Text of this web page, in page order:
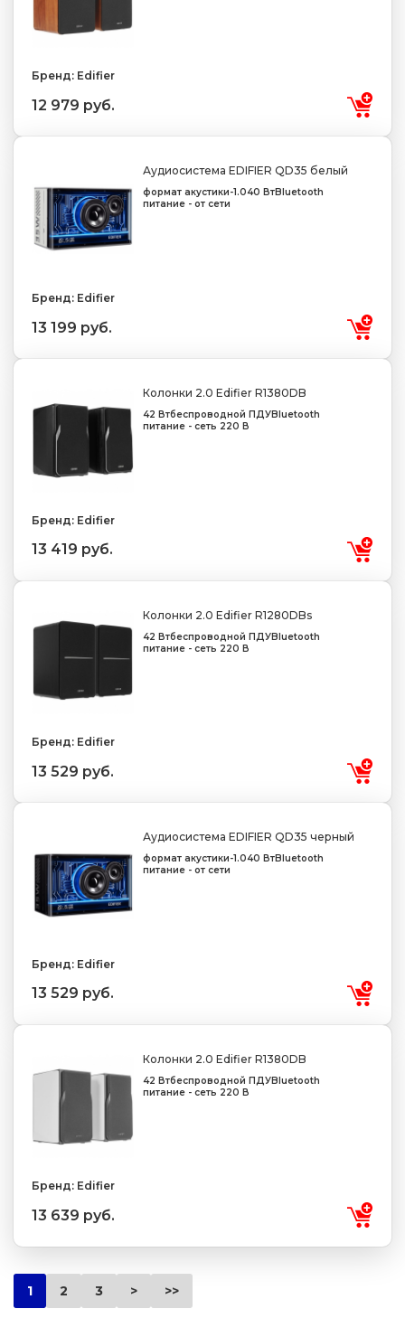
Бренд: Edifier
12 979 руб.
Аудиосистема EDIFIER QD35 белый
формат акустики-1.040 ВтBluetooth
питание - от сети
Бренд: Edifier
13 199 руб.
Колонки 2.0 Edifier R1380DB
42 Втбеспроводной ПДУBluetooth
питание - сеть 220 В
Бренд: Edifier
13 419 руб.
Колонки 2.0 Edifier R1280DBs
42 Втбеспроводной ПДУBluetooth
питание - сеть 220 В
Бренд: Edifier
13 529 руб.
Аудиосистема EDIFIER QD35 черный
формат акустики-1.040 ВтBluetooth
питание - от сети
Бренд: Edifier
13 529 руб.
Колонки 2.0 Edifier R1380DB
42 Втбеспроводной ПДУBluetooth
питание - сеть 220 В
Бренд: Edifier
13 639 руб.
1 2 3 > >>